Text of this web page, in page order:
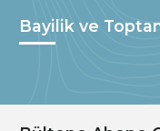
Bayilik ve